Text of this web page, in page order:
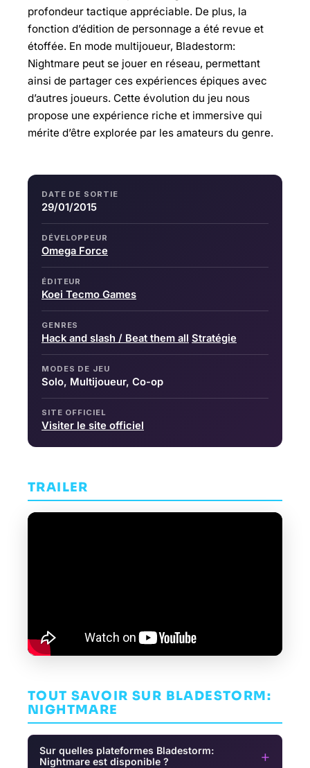
profondeur tactique appréciable. De plus, la
fonction d’édition de personnage a été revue et
étoffée. En mode multijoueur, Bladestorm:
Nightmare peut se jouer en réseau, permettant
ainsi de partager ces expériences épiques avec
d’autres joueurs. Cette évolution du jeu nous
propose une expérience riche et immersive qui
mérite d’être explorée par les amateurs du genre.
DATE DE SORTIE
29/01/2015
DÉVELOPPEUR
Omega Force
ÉDITEUR
Koei Tecmo Games
GENRES
Hack and slash / Beat them all Stratégie
MODES DE JEU
Solo, Multijoueur, Co-op
SITE OFFICIEL
Visiter le site officiel
TRAILER
TOUT SAVOIR SUR BLADESTORM:
NIGHTMARE
Sur quelles plateformes Bladestorm:
Nightmare est disponible ?
+